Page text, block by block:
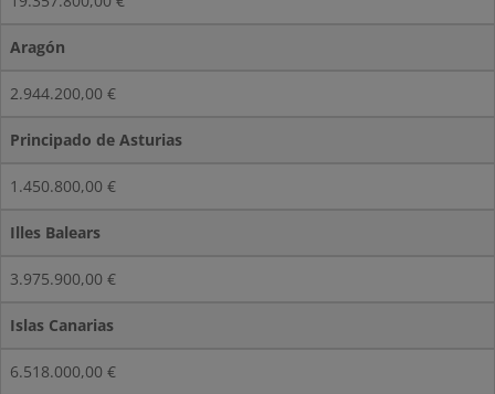
Aragón
2.944.200,00 €
Principado de Asturias
1.450.800,00 €
Illes Balears
3.975.900,00 €
Islas Canarias
6.518.000,00 €